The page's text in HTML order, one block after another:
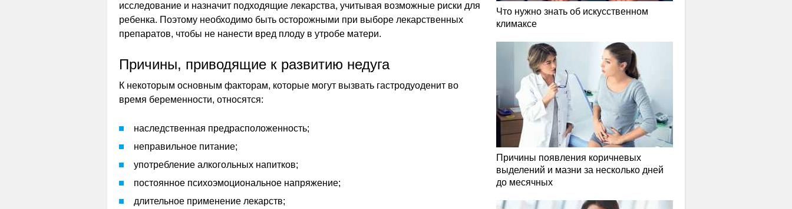
исследование и назначит подходящие лекарства, учитывая возможные риски для
ребенка. Поэтому необходимо быть осторожными при выборе лекарственных
препаратов, чтобы не нанести вред плоду в утробе матери.
Причины, приводящие к развитию недуга
К некоторым основным факторам, которые могут вызвать гастродуоденит во
время беременности, относятся:
наследственная предрасположенность;
неправильное питание;
употребление алкогольных напитков;
постоянное психоэмоциональное напряжение;
длительное применение лекарств;
Что нужно знать об искусственном
климаксе
Причины появления коричневых
выделений и мазни за несколько дней
до месячных